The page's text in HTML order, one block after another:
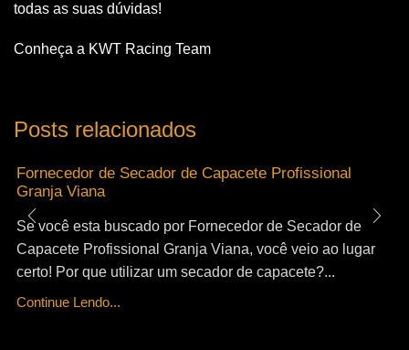
todas as suas dúvidas!
Conheça a KWT Racing Team
Posts relacionados
Fornecedor de Secador de Capacete Profissional
Granja Viana
Se você esta buscado por Fornecedor de Secador de
Capacete Profissional Granja Viana, você veio ao lugar
certo! Por que utilizar um secador de capacete?...
Continue Lendo...